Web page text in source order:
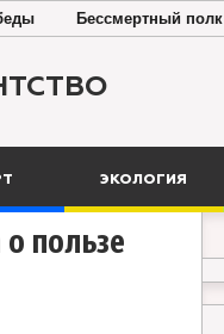
Бессмертный полк
ЭКОЛОГИЯ
пользе